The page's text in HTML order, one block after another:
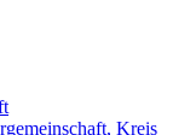
Kreis